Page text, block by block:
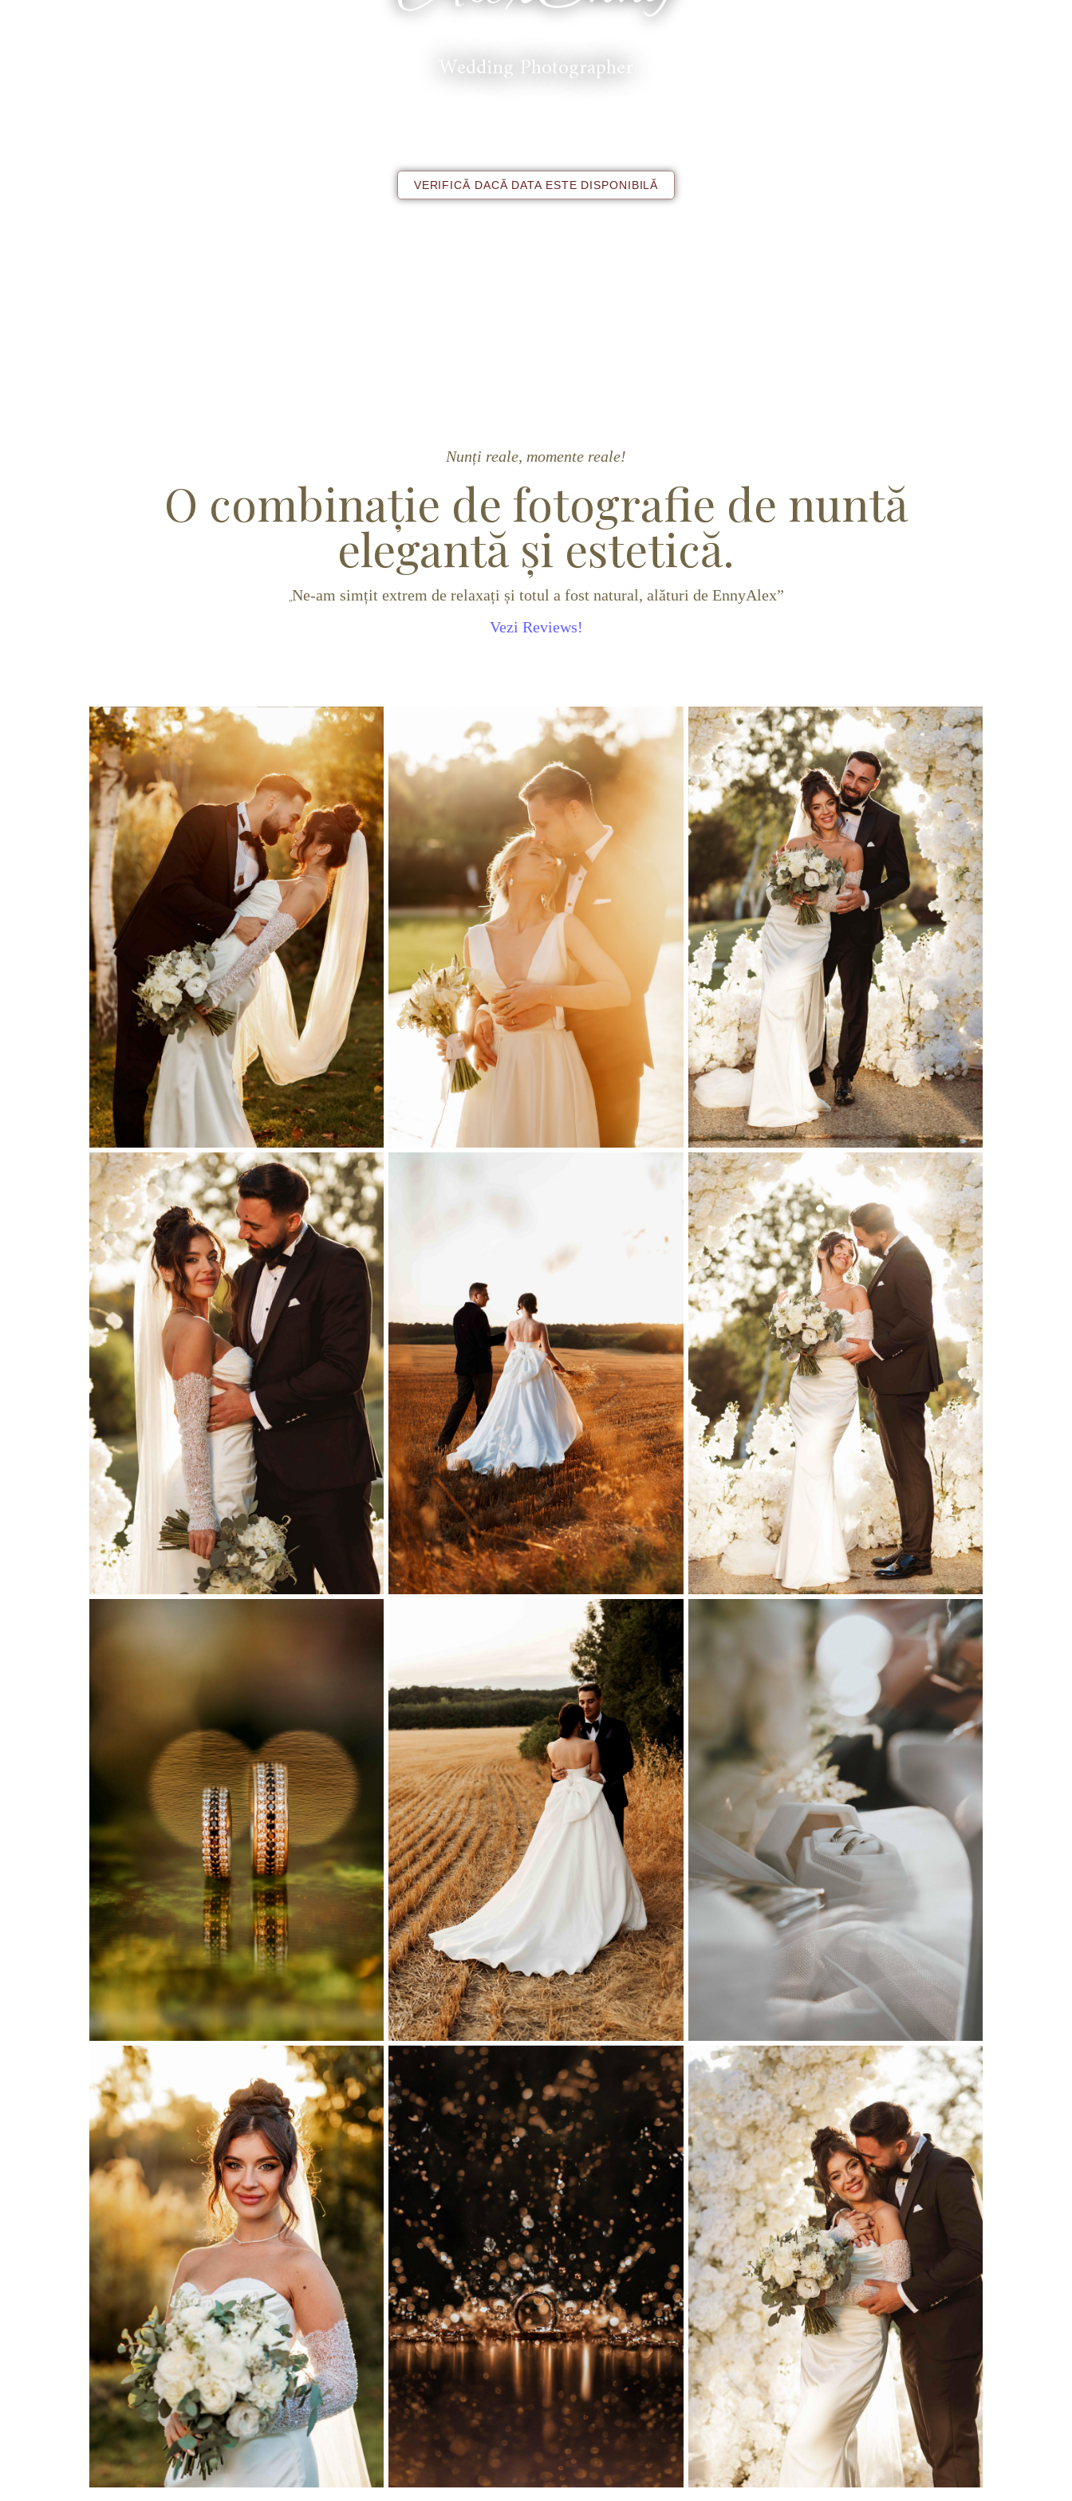
Wedding Photographer
VERIFICĂ DACĂ DATA ESTE DISPONIBILĂ
Nunți reale, momente reale!
O combinație de fotografie de nuntă
elegantă și estetică.
Ne-am simțit extrem de relaxați și totul a fost natural, alături de EnnyAlex”
Vezi Reviews!